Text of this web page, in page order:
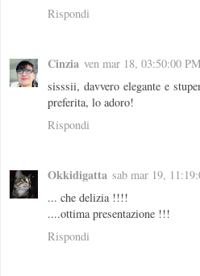
Rispondi
Cinzia ven mar 18, 03:50:00
sisssii, davvero elegante e
preferita, lo adoro!
Rispondi
Okkidigatta sab mar 19,
... che delizia !!!!
....ottima presentazione !!!
Rispondi